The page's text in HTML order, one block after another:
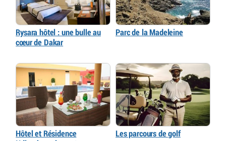
Rysara hôtel : une bulle au
cœur de Dakar
Parc de la Madeleine
Hôtel et Résidence
Les parcours de golf